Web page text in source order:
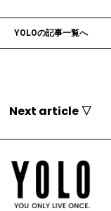
YOLOの記事一覧へ
Next article ▽